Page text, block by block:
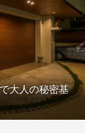
大人の秘密基